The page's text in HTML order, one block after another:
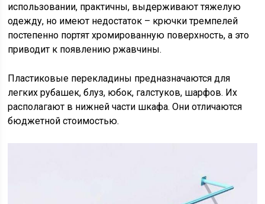
использовании, практичны, выдерживают тяжелую
одежду, но имеют недостаток – крючки тремпелей
постепенно портят хромированную поверхность, а это
приводит к появлению ржавчины.
Пластиковые перекладины предназначаются для
легких рубашек, блуз, юбок, галстуков, шарфов. Их
располагают в нижней части шкафа. Они отличаются
бюджетной стоимостью.